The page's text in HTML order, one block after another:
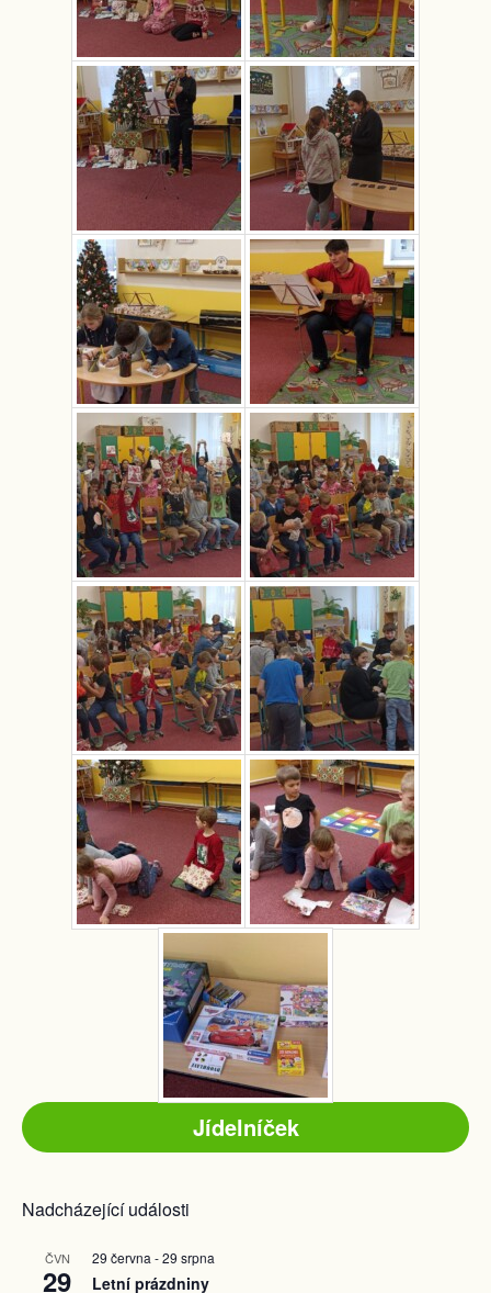
Jídelníček
Nadcházející události
ČVN
29
29 června -29 srpna
Letní prázdniny